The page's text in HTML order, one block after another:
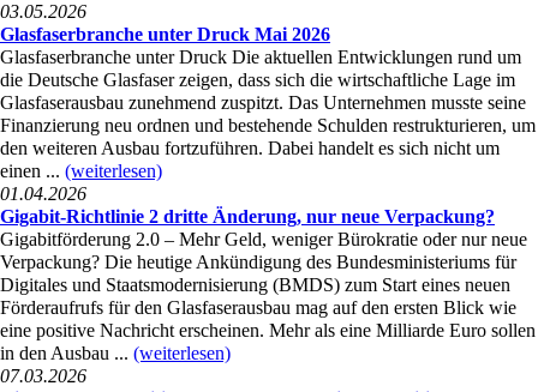
03.05.2026
Glasfaserbranche unter Druck Mai 2026
Glasfaserbranche unter Druck Die aktuellen Entwicklungen rund um
die Deutsche Glasfaser zeigen, dass sich die wirtschaftliche Lage im
Glasfaserausbau zunehmend zuspitzt. Das Unternehmen musste seine
Finanzierung neu ordnen und bestehende Schulden restrukturieren, um
den weiteren Ausbau fortzuführen. Dabei handelt es sich nicht um
einen ... (weiterlesen)
01.04.2026
Gigabit-Richtlinie 2 dritte Änderung, nur neue Verpackung?
Gigabitförderung 2.0 – Mehr Geld, weniger Bürokratie oder nur neue
Verpackung? Die heutige Ankündigung des Bundesministeriums für
Digitales und Staatsmodernisierung (BMDS) zum Start eines neuen
Förderaufrufs für den Glasfaserausbau mag auf den ersten Blick wie
eine positive Nachricht erscheinen. Mehr als eine Milliarde Euro sollen
in den Ausbau ... (weiterlesen)
07.03.2026